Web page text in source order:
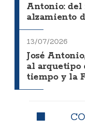
Antonio: del
alzamiento
13/07/2026
José
al arquetipo
tiempo y la